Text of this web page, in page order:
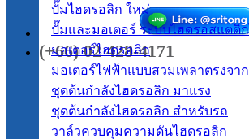
(+66) 02 428-4171
ปั๊มไฮดรอลิก
ปั๊มและมอเตอร์ ระบบไฮดรอสแตติ
มอเตอร์ไฮดรอลิก
มอเตอร์ไฟฟ้าแบบสวมเพลาตรงจา
ชุดต้นกำลังไฮดรอลิก
ชุดต้นกำลังไฮดรอลิก สำหรับรถ
วาล์วควบคุมความดันไฮดรอลิก